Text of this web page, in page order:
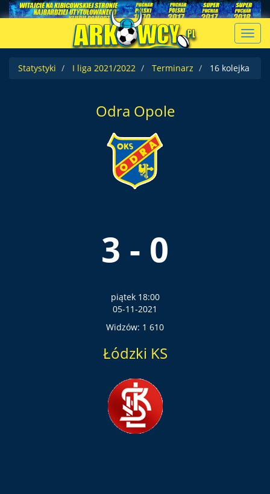
Statystyki
I liga 2021/2022 Terminarz 16 kolejka
Odra Opole
3 - 0
piątek 18:00
05-11-2021
Widzów: 1 610
Łódzki KS